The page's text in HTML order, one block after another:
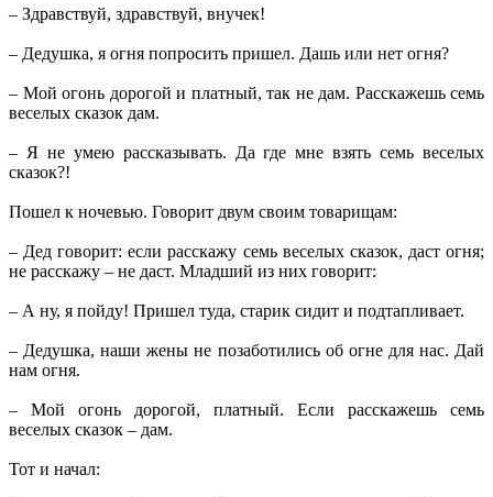
– Здравствуй, здравствуй, внучек!
– Дедушка, я огня попросить пришел. Дашь или нет огня?
– Мой огонь дорогой и платный, так не дам. Расскажешь семь
веселых сказок дам.
– Я не умею рассказывать. Да где мне взять семь веселых
сказок?!
Пошел к ночевью. Говорит двум своим товарищам:
– Дед говорит: если расскажу семь веселых сказок, даст огня;
не расскажу – не даст. Младший из них говорит:
– А ну, я пойду! Пришел туда, старик сидит и подтапливает.
– Дедушка, наши жены не позаботились об огне для нас. Дай
нам огня.
– Мой огонь дорогой, платный. Если расскажешь семь
веселых сказок – дам.
Тот и начал: